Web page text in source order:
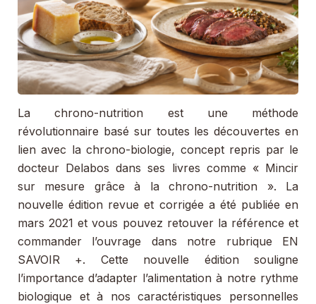
à
consommer
en
chrono-
nutrition
?
La chrono-nutrition est une méthode
révolutionnaire basé sur toutes les découvertes en
lien avec la chrono-biologie, concept repris par le
docteur Delabos dans ses livres comme « Mincir
sur mesure grâce à la chrono-nutrition ». La
nouvelle édition revue et corrigée a été publiée en
mars 2021 et vous pouvez retouver la référence et
commander l’ouvrage dans notre rubrique EN
SAVOIR +. Cette nouvelle édition souligne
l’importance d’adapter l’alimentation à notre rythme
biologique et à nos caractéristiques personnelles